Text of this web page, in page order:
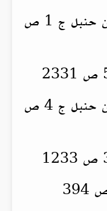
[1] – مسند الإمام أحمد بن حنبل ج 1 ص
[3] – مسند الإمام أحمد بن حنبل ج 4 ص